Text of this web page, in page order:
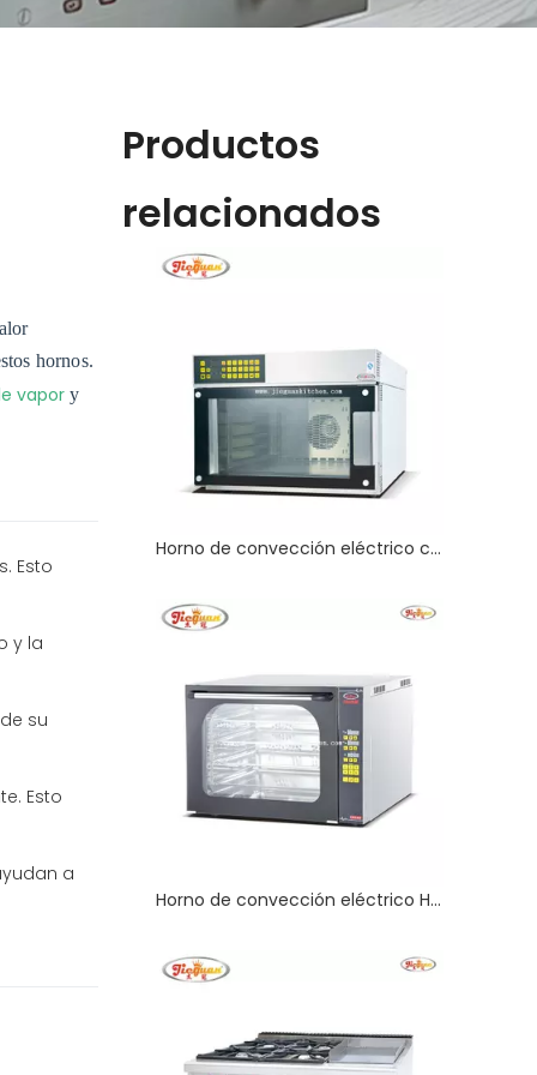
hornos.
vapory
Esto
y la
su
Esto
a
Productos
relacionados
Horno de convección eléctrico con motor inverso en Guangzhou
Horno de convección eléctrico Horno comercial de 4 capas con spray